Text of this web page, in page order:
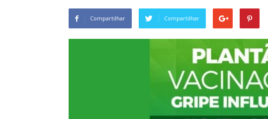
Compartilhar Compartilhar